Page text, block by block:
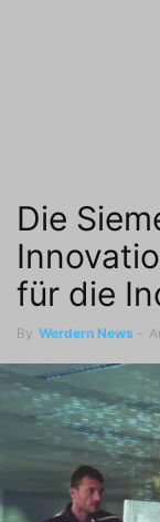
Die
für die
By Werdern News -